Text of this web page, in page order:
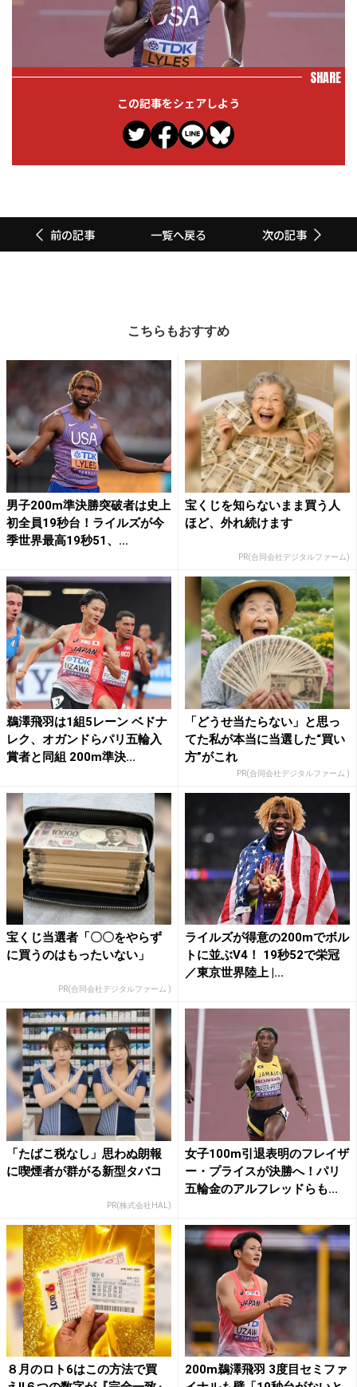
SHARE
この記事をシェアしよう
前の記事 一覧へ戻る 次の記事
こちらもおすすめ
男子200m準決勝突破者は史上
初全員19秒台！ライルズが今
季世界最高19秒51、...
宝くじを知らないまま買う人
ほど、外れ続けます
PR(合同会社デジタルファーム)
鵜澤飛羽は1組5レーン ベドナ
レク、オガンドらパリ五輪入
賞者と同組 200m準決...
「どうせ当たらない」と思っ
てた私が本当に当選した“買い
方”がこれ
PR(合同会社デジタルファーム )
宝くじ当選者「〇〇をやらず
に買うのはもったいない」
PR(合同会社デジタルファーム )
ライルズが得意の200mでボル
トに並ぶV4！ 19秒52で栄冠
／東京世界陸上 |...
「たばこ税なし」思わぬ朗報
に喫煙者が群がる新型タバコ
PR(株式会社HAL)
女子100m引退表明のフレイザ
ー・プライスが決勝へ！パリ
五輪金のアルフレッドらも...
８月のロト6はこの方法で買
200m鵜澤飛羽 3度目セミファ